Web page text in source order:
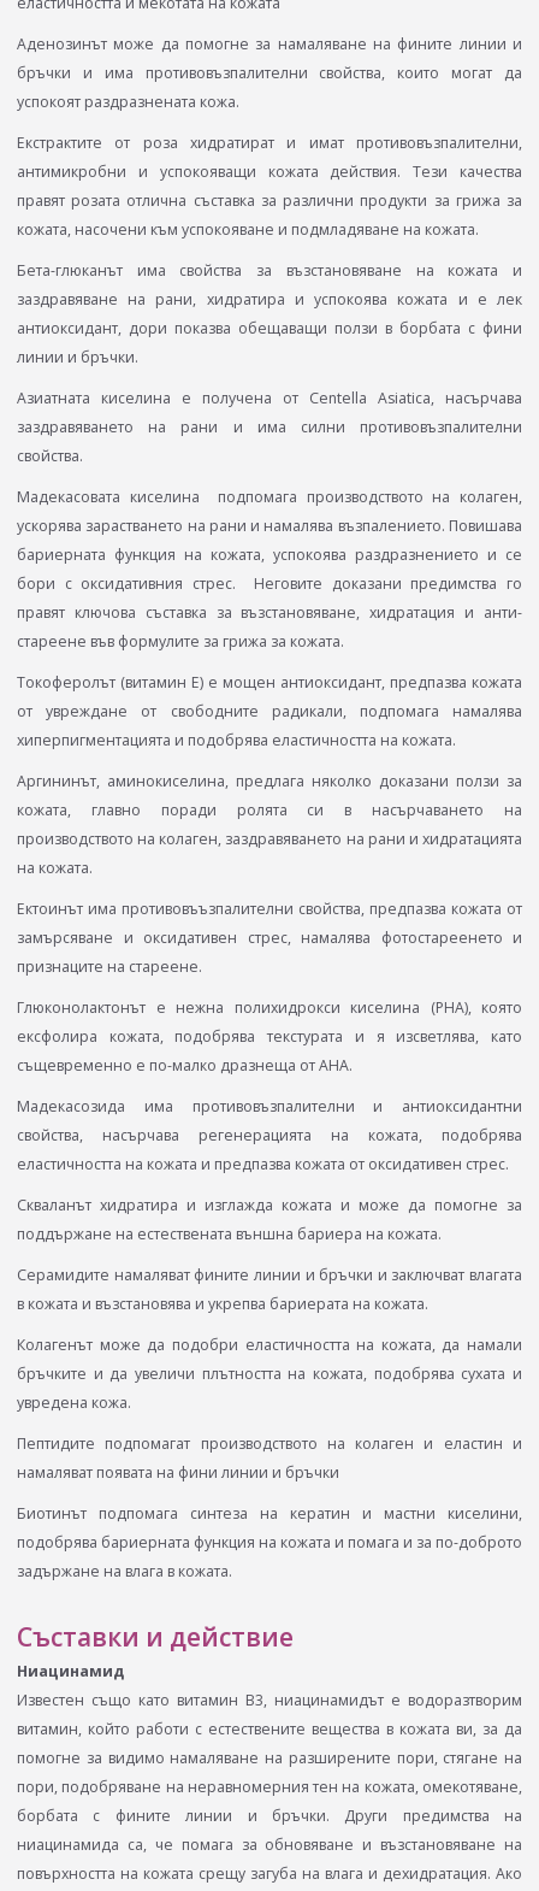
Аденозинът може да помогне за намаляване на фините линии и
бръчки и има противовъзпалителни свойства, които могат да
успокоят раздразнената кожа.
Екстрактите от роза хидратират и имат противовъзпалителни,
антимикробни и успокояващи кожата действия. Тези качества
правят розата отлична съставка за различни продукти за грижа за
кожата, насочени към успокояване и подмладяване на кожата.
Бета-глюканът има свойства за възстановяване на кожата и
заздравяване на рани, хидратира и успокоява кожата и е лек
антиоксидант, дори показва обещаващи ползи в борбата с фини
линии и бръчки.
Азиатната киселина e получена от Centella Asiatica, насърчава
заздравяването на рани и има силни противовъзпалителни
свойства.
Мадекасовата киселина подпомага производството на колаген,
ускорява зарастването на рани и намалява възпалението. Повишава
бариерната функция на кожата, успокоява раздразнението и се
бори с оксидативния стрес. Неговите доказани предимства го
правят ключова съставка за възстановяване, хидратация и анти-
стареене във формулите за грижа за кожата.
Токоферолът (витамин Е) e мощен антиоксидант, предпазва кожата
от увреждане от свободните радикали, подпомага намалява
хиперпигментацията и подобрява еластичността на кожата.
Аргининът, аминокиселина, предлага няколко доказани ползи за
кожата, главно поради ролята си в насърчаването на
производството на колаген, заздравяването на рани и хидратацията
на кожата.
Ектоинът има противовъъзпалителни свойства, предпазва кожата от
замърсяване и оксидативен стрес, намалява фотостареенето и
признаците на стареене.
Глюконолактонът е нежна полихидрокси киселина (PHA), която
ексфолира кожата, подобрява текстурата и я изсветлява, като
същевременно e по-малко дразнеща от AHA.
Мадекасозида има противовъзпалителни и антиоксидантни
свойства, насърчава регенерацията на кожата, подобрява
еластичността на кожата и предпазва кожата от оксидативен стрес.
Скваланът хидратира и изглажда кожата и може да помогне за
поддържане на естествената външна бариера на кожата.
Серамидите намаляват фините линии и бръчки и заключват влагата
в кожата и възстановява и укрепва бариерата на кожата.
Колагенът може да подобри еластичността на кожата, да намали
бръчките и да увеличи плътността на кожата, подобрява сухата и
увредена кожа.
Пептидите подпомагат производството на колаген и еластин и
намаляват появата на фини линии и бръчки
Биотинът подпомага синтеза на кератин и мастни киселини,
подобрява бариерната функция на кожата и помага и за по-доброто
задържане на влага в кожата.
Съставки и действие
Ниацинамид
Известен също като витамин В3, ниацинамидът е водоразтворим
витамин, който работи с естествените вещества в кожата ви, за да
помогне за видимо намаляване на разширените пори, стягане на
пори, подобряване на неравномерния тен на кожата, омекотяване,
борбата с фините линии и бръчки. Други предимства на
ниацинамида са, че помага за обновяване и възстановяване на
повърхността на кожата срещу загуба на влага и дехидратация. Ако